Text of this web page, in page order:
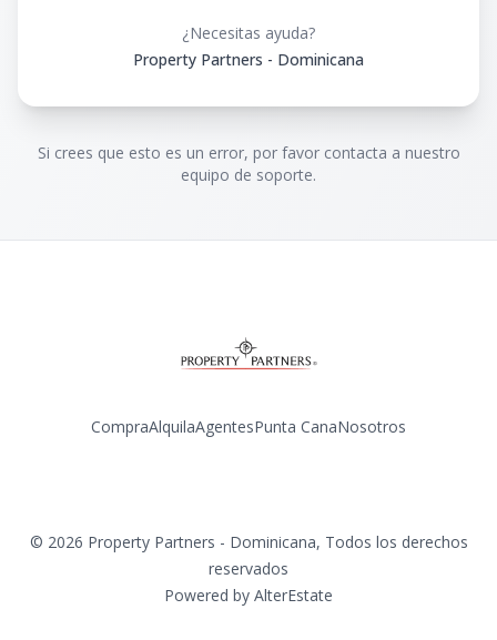
¿Necesitas ayuda?
Property Partners - Dominicana
Si crees que esto es un error, por favor contacta a nuestro
equipo de soporte.
CompraAlquilaAgentesPunta CanaNosotros
© 2026 Property Partners - Dominicana, Todos los derechos
reservados
Powered by AlterEstate